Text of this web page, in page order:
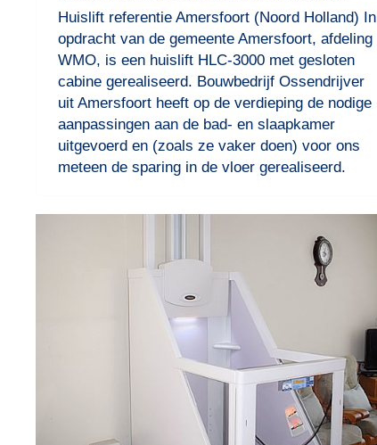
Huislift referentie Amersfoort (Noord Holland) In
opdracht van de gemeente Amersfoort, afdeling
WMO, is een huislift HLC-3000 met gesloten
cabine gerealiseerd. Bouwbedrijf Ossendrijver
uit Amersfoort heeft op de verdieping de nodige
aanpassingen aan de bad- en slaapkamer
uitgevoerd en (zoals ze vaker doen) voor ons
meteen de sparing in de vloer gerealiseerd.